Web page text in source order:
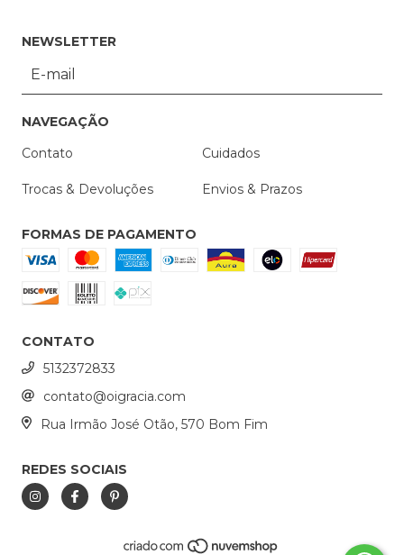
NEWSLETTER
NAVEGAÇÃO
Contato
Cuidados
Trocas & Devoluções Envios & Prazos
FORMAS DE PAGAMENTO
CONTATO
5132372833
contato@oigracia.com
Rua Irmão José Otão, 570 Bom Fim
REDES SOCIAIS